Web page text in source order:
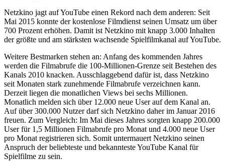
Netzkino jagt auf YouTube einen Rekord nach dem anderen: Seit
Mai 2015 konnte der kostenlose Filmdienst seinen Umsatz um über
700 Prozent erhöhen. Damit ist Netzkino mit knapp 3.000 Inhalten
der größte und am stärksten wachsende Spielfilmkanal auf YouTube.
Weitere Bestmarken stehen an: Anfang des kommenden Jahres
werden die Filmabrufe die 100-Millionen-Grenze seit Bestehen des
Kanals 2010 knacken. Ausschlaggebend dafür ist, dass Netzkino
seit Monaten stark zunehmende Filmabrufe verzeichnen kann.
Derzeit liegen die monatlichen Views bei sechs Millionen.
Monatlich melden sich über 12.000 neue User auf dem Kanal an.
Auf über 300.000 Nutzer darf sich Netzkino daher im Januar 2016
freuen. Zum Vergleich: Im Mai dieses Jahres sorgten knapp 200.000
User für 1,5 Millionen Filmabrufe pro Monat und 4.000 neue User
pro Monat registrieren sich. Somit untermauert Netzkino seinen
Anspruch der beliebteste und bekannteste YouTube Kanal für
Spielfilme zu sein.